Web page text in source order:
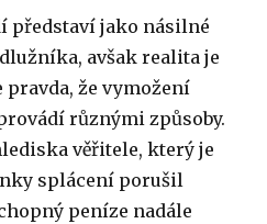
představí jako násilné
avšak realita je
pravda, že vymožení
různými způsoby.
věřitele, který je
splácení porušil
peníze nadále